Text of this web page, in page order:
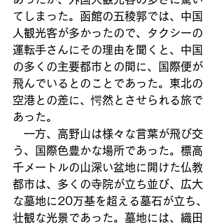
てしまった。函館の五稜郭では、中国
人観光客が多かったので、タクシーの
運転手さんにその理由を聞くと、中国
の多くの主要都市との間に、国際便が
飛んでいるとのことであった。東北の
空港との差に、愕然とさせられる旅で
あった。
一方、高野山は様々な言葉が飛び交
う、国際色豊かな場所であった。標高
千メートルの山深い盆地に開けた仏教
都市は、多くの寺院が立ち並び、広大
な墓地に20万基を超える墓石が立ち、
壮観な光景であった。墓地には、織田